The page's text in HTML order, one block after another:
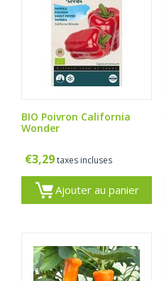
BIO Poivron California
Wonder
€3,29taxes incluses
Ajouter au panier